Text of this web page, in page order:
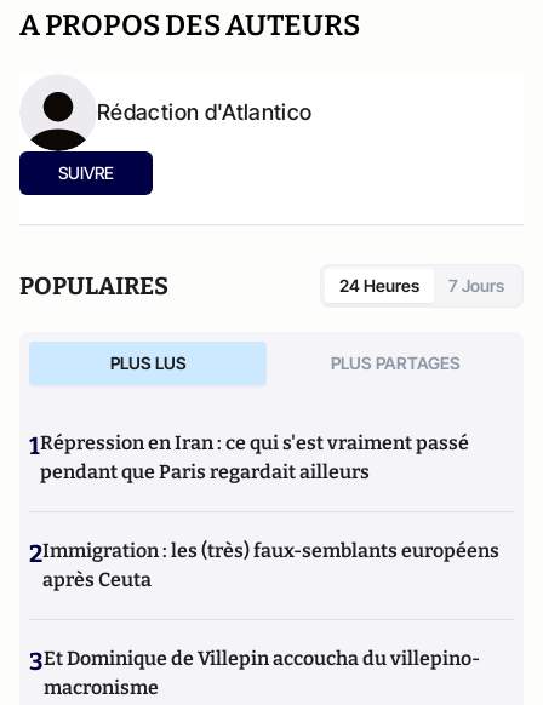
A PROPOS DES AUTEURS
Rédaction d'Atlantico
SUIVRE
POPULAIRES 24 Heures 7 Jours
PLUS LUS PLUS PARTAGES
1Répression en Iran : ce qui s'est vraiment passé
pendant que Paris regardait ailleurs
2Immigration : les (très) faux-semblants européens
après Ceuta
3Et Dominique de Villepin accoucha du villepino-
macronisme